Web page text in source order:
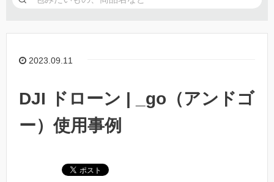
2023.09.11
DJI ドローン | _go（アンドゴ
ー）使用事例